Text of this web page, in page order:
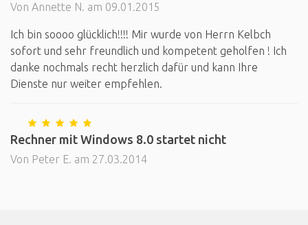
Von Annette N. am 09.01.2015
Ich bin soooo glücklich!!!! Mir wurde von Herrn Kelbch
sofort und sehr freundlich und kompetent geholfen ! Ich
danke nochmals recht herzlich dafür und kann Ihre
Dienste nur weiter empfehlen.
Rechner mit Windows 8.0 startet nicht
Von Peter E. am 27.03.2014